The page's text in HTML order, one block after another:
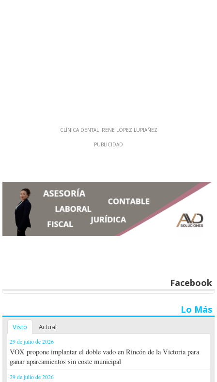
Facebook
Lo Más
Visto Actual
29 de julio de 2026
VOX propone implantar el doble vado en Rincón de la Victoria para
ganar aparcamientos sin coste municipal
29 de julio de 2026